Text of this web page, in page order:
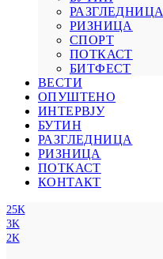
РАЗГЛЕДНИЦА
РИЗНИЦА
СПОРТ
ПОТКАСТ
БИТФЕСТ
ВЕСТИ
ОПУШТЕНО
ИНТЕРВЈУ
БУТИН
РАЗГЛЕДНИЦА
РИЗНИЦА
ПОТКАСТ
КОНТАКТ
25K
3K
2K